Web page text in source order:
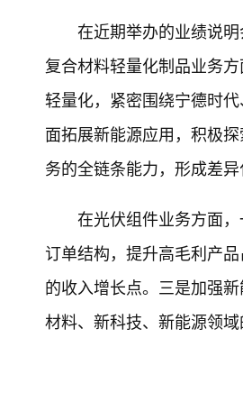
在近期举办的业绩说
复合材料轻量化制品业务
轻量化，紧密围绕宁德时
面拓展新能源应用，积极
务的全链条能力，形成差异
在光伏组件业务方面
订单结构，提升高毛利产
的收入增长点。三是加强
材料、新科技、新能源领